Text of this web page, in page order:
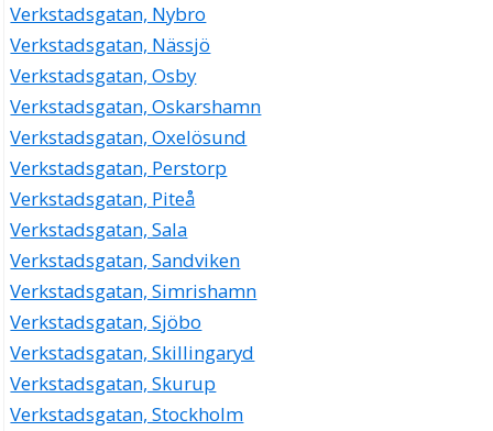
Verkstadsgatan, Nybro
Verkstadsgatan, Nässjö
Verkstadsgatan, Osby
Verkstadsgatan, Oskarshamn
Verkstadsgatan, Oxelösund
Verkstadsgatan, Perstorp
Verkstadsgatan, Piteå
Verkstadsgatan, Sala
Verkstadsgatan, Sandviken
Verkstadsgatan, Simrishamn
Verkstadsgatan, Sjöbo
Verkstadsgatan, Skillingaryd
Verkstadsgatan, Skurup
Verkstadsgatan, Stockholm